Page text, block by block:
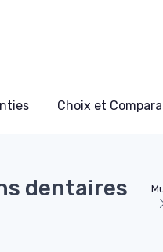
Choix et
dentaires